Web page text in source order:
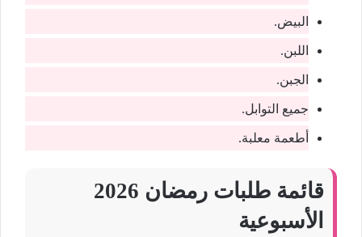
البيض.
اللبن.
الجبن.
جميع التوابل.
أطعمة معلبة.
قائمة طلبات رمضان 2026
الأسبوعية